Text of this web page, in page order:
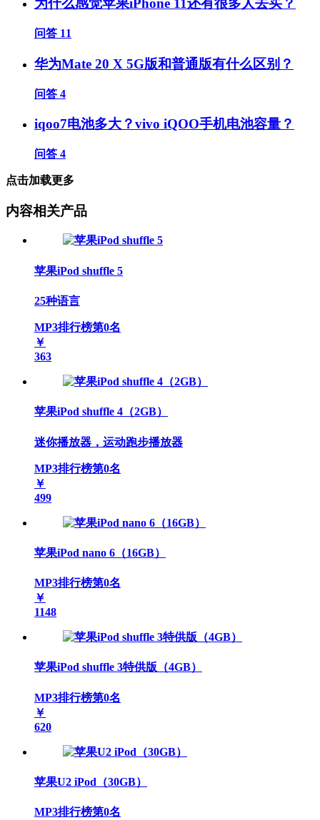
为什么感觉苹果iPhone 11还有很多人去买？
问答 11
华为Mate 20 X 5G版和普通版有什么区别？
问答 4
iqoo7电池多大？vivo iQOO手机电池容量？
问答 4
点击加载更多
内容相关产品
苹果iPod shuffle 5
25种语言
MP3排行榜第0名
￥
363
苹果iPod shuffle 4（2GB）
迷你播放器，运动跑步播放器
MP3排行榜第0名
￥
499
苹果iPod nano 6（16GB）
MP3排行榜第0名
￥
1148
苹果iPod shuffle 3特供版（4GB）
MP3排行榜第0名
￥
620
苹果U2 iPod（30GB）
MP3排行榜第0名